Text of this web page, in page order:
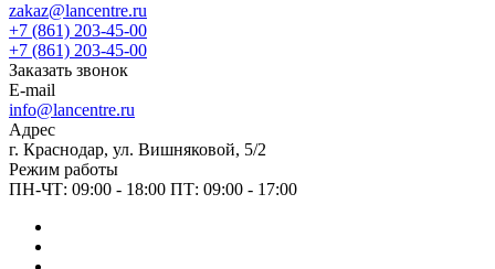
zakaz@lancentre.ru
+7 (861) 203-45-00
+7 (861) 203-45-00
Заказать звонок
E-mail
info@lancentre.ru
Адрес
г. Краснодар, ул. Вишняковой, 5/2
Режим работы
ПН-ЧТ: 09:00 - 18:00 ПТ: 09:00 - 17:00